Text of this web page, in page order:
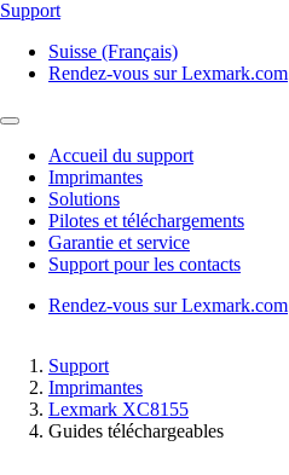
Support
Suisse (Français)
Rendez-vous sur Lexmark.com
Accueil du support
Imprimantes
Solutions
Pilotes et téléchargements
Garantie et service
Support pour les contacts
Rendez-vous sur Lexmark.com
Support
Imprimantes
Lexmark XC8155
Guides téléchargeables